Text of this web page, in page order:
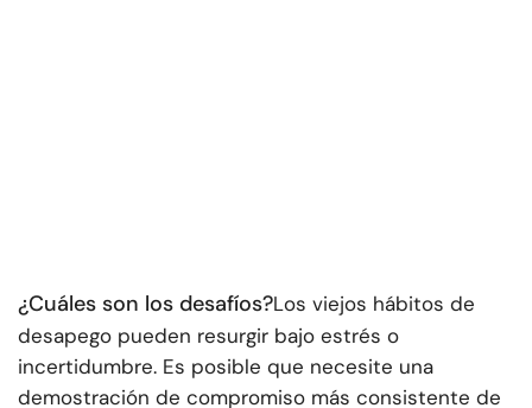
¿Cuáles son los desafíos?Los viejos hábitos de
desapego pueden resurgir bajo estrés o
incertidumbre. Es posible que necesite una
demostración de compromiso más consistente de